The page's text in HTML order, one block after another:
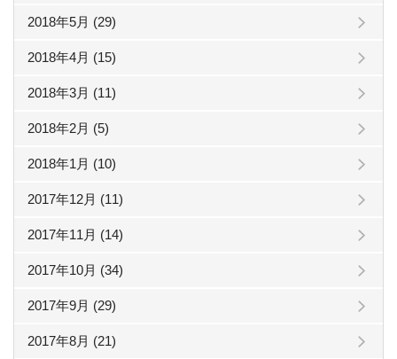
2018年5月 (29)
2018年4月 (15)
2018年3月 (11)
2018年2月 (5)
2018年1月 (10)
2017年12月 (11)
2017年11月 (14)
2017年10月 (34)
2017年9月 (29)
2017年8月 (21)